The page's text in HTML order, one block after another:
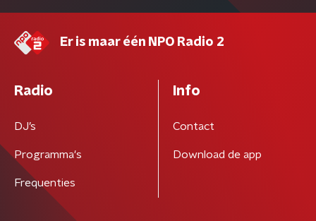
Er is maar één NPO Radio 2
Radio
DJ’s
Programma's
Frequenties
Info
Contact
Download de app